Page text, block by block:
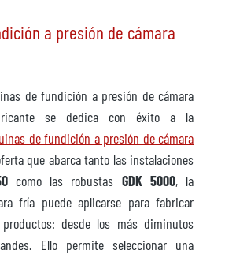
a presión de cámara
de fundición a presión de cámara
se dedica con éxito a la
de fundición a presión de cámara
que abarca tanto las instalaciones
como las robustas GDK 5000, la
fría puede aplicarse para fabricar
desde los más diminutos
Ello permite seleccionar una